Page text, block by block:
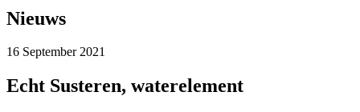
Nieuws
16 September 2021
Echt Susteren, waterelement